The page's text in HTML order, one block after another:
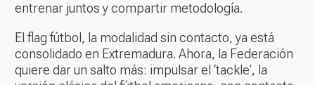
entrenar juntos y compartir metodología.
El flag fútbol, la modalidad sin contacto, ya está
consolidado en Extremadura. Ahora, la Federación
quiere dar un salto más: impulsar el ‘tackle’, la